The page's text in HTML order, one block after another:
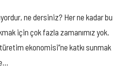
ne dersiniz? Her ne kadar bu
için çok fazla zamanımız yok.
ekonomisi’’ne katkı sunmak